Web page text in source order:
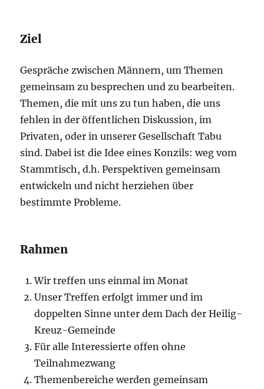
Ziel
Gespräche zwischen Männern, um Themen
gemeinsam zu besprechen und zu bearbeiten.
Themen, die mit uns zu tun haben, die uns
fehlen in der öffentlichen Diskussion, im
Privaten, oder in unserer Gesellschaft Tabu
sind. Dabei ist die Idee eines Konzils: weg vom
Stammtisch, d.h. Perspektiven gemeinsam
entwickeln und nicht herziehen über
bestimmte Probleme.
Rahmen
Wir treffen uns einmal im Monat
Unser Treffen erfolgt immer und im
doppelten Sinne unter dem Dach der Heilig-
Kreuz-Gemeinde
Für alle Interessierte offen ohne
Teilnahmezwang
Themenbereiche werden gemeinsam